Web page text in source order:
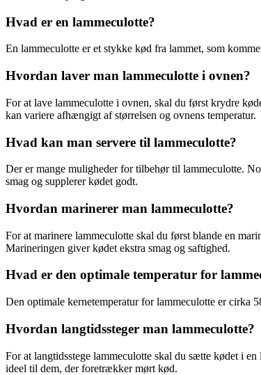
Hvad er en lammeculotte?
En lammeculotte er et stykke kød fra lammet, som
Hvordan laver man lammeculotte i ovnen?
For at lave lammeculotte i ovnen, skal du først krydre
kan variere afhængigt af størrelsen og ovnens temperatur.
Hvad kan man servere til lammeculotte?
Der er mange muligheder for tilbehør til lammeculotte.
smag og supplerer kødet godt.
Hvordan marinerer man lammeculotte?
For at marinere lammeculotte skal du først blande en
Marineringen giver kødet ekstra smag og saftighed.
Hvad er den optimale temperatur for
Den optimale kernetemperatur for lammeculotte er cirka
Hvordan langtidssteger man lammeculotte?
For at langtidsstege lammeculotte skal du sætte kødet i
ideel til dem, der foretrækker mørt kød.